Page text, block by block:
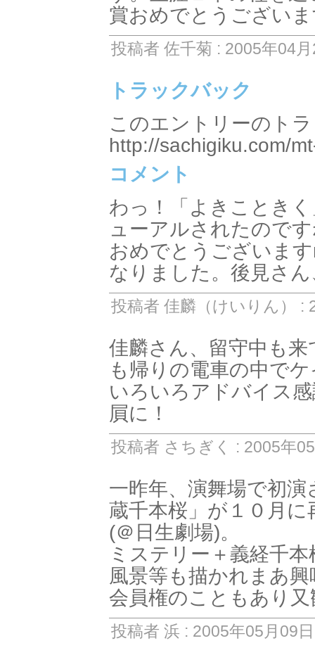
賞おめでとうござい
投稿者 佐千菊 : 2005年04
トラックバック
このエントリーのト
http://sachigiku.com/
コメント
わっ！「よきことき
ューアルされたので
おめでとうございま
なりました。後見さ
投稿者 佳麟（けいりん） :
佳麟さん、留守中も
も帰りの電車の中で
いろいろアドバイス
屓に！
投稿者 さちぎく : 2005年
一昨年、演舞場で初
蔵千本桜」が１０月に
(＠日生劇場)。
ミステリー＋義経千
風景等も描かれまあ
会員権のこともあり
投稿者 浜 : 2005年05月09